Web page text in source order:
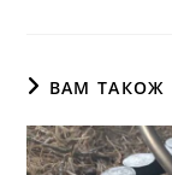
ВАМ ТАКОЖ